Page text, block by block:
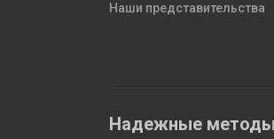
Наши представительства
Надежные методы